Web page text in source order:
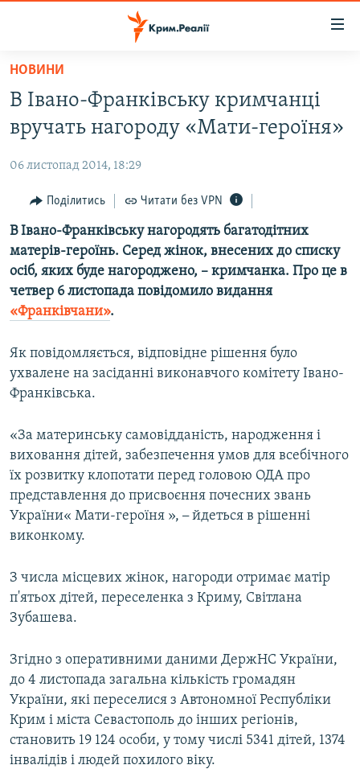
Перейти
основного
матеріалу
Перейти
до
навігації
Перейти
до
пошуку
ВІДЕО ТА ФОТО
ПОЛІТИКА
БЛОГИ
ПОГЛЯД
ІНТЕРВ'Ю
ВСЕ ЗА ДЕНЬ
СПЕЦПРОЕКТИ
ДЕПОРТАЦІЯ
ВІДЕОУРОКИ «ELIFBE»
УКРАЇНСЬКА ПРОБЛЕМА КРИМУ
ІНФОГРАФІКА
ЯК ОБІЙТИ БЛОКУВАННЯ
Русский
ДОЛУЧАЙСЯ!
Усі сайти RFE/RL
НОВИНИ
В Івано-Франківську кримчанці
вручать нагороду «Мати-героїня»
06 листопад 2014, 18:29
Поділитись Читати без VPN
В Івано-Франківську нагородять багатодітних
матерів-героїнь. Серед жінок, внесених до списку
осіб, яких буде нагороджено, – кримчанка. Про це в
четвер 6 листопада повідомило видання
«Франківчани».
Як повідомляється, відповідне рішення було
ухвалене на засіданні виконавчого комітету Івано-
Франківська.
«За материнську самовідданість, народження і
виховання дітей, забезпечення умов для всебічного
їх розвитку клопотати перед головою ОДА про
представлення до присвоєння почесних звань
України« Мати-героїня », –йдеться в рішенні
виконкому.
З числа місцевих жінок, нагороди отримає матір
п'ятьох дітей, переселенка з Криму, Світлана
Зубашева.
Згідно з оперативними даними ДержНС України,
до 4 листопада загальна кількість громадян
України, які переселися з Автономної Республіки
Крим і міста Севастополь до інших регіонів,
становить 19 124 особи, у тому числі 5341 дітей, 1374
інвалідів і людей похилого віку.